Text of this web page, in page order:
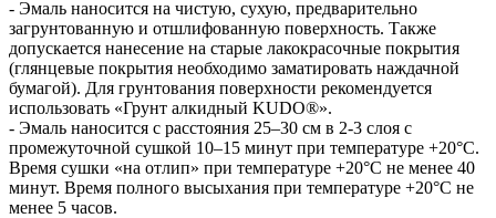
- Эмаль наносится на чистую, сухую, предварительно
загрунтованную и отшлифованную поверхность. Также
допускается нанесение на старые лакокрасочные покрытия
(глянцевые покрытия необходимо заматировать наждачной
бумагой). Для грунтования поверхности рекомендуется
использовать «Грунт алкидный KUDO®».
- Эмаль наносится с расстояния 25–30 см в 2-3 слоя с
промежуточной сушкой 10–15 минут при температуре +20°С.
Время сушки «на отлип» при температуре +20°С не менее 40
минут. Время полного высыхания при температуре +20°С не
менее 5 часов.